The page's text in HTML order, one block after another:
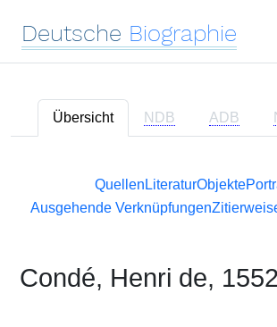
Deutsche Biographie
Übersicht NDB ADB
Quellen LiteraturObjekte
Ausgehende Verknüpfungen
Condé, Henri de,